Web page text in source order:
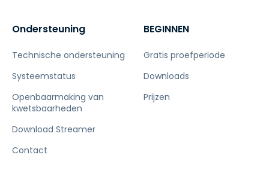
Ondersteuning
Technische ondersteuning
Systeemstatus
Openbaarmaking van
kwetsbaarheden
Download Streamer
Contact
BEGINNEN
Gratis proefperiode
Downloads
Prijzen